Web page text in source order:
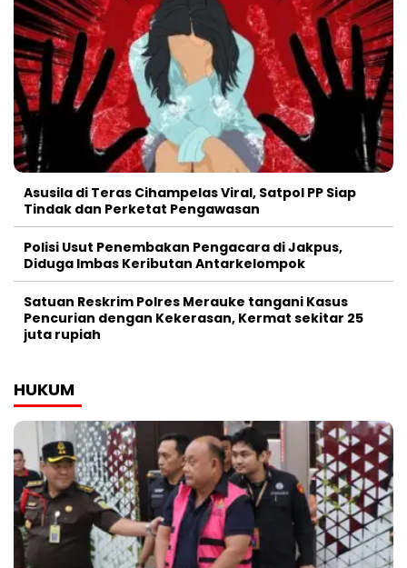
Asusila di Teras Cihampelas Viral, Satpol PP Siap
Tindak dan Perketat Pengawasan
Polisi Usut Penembakan Pengacara di Jakpus,
Diduga Imbas Keributan Antarkelompok
Satuan Reskrim Polres Merauke tangani Kasus
Pencurian dengan Kekerasan, Kermat sekitar 25
juta rupiah
HUKUM